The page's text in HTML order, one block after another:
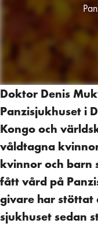
Doktor Denis
Panzisjukhuset i
Kongo och
våldtagna
kvinnor och barn
fått vård på
givare har stöttat
sjukhuset sedan